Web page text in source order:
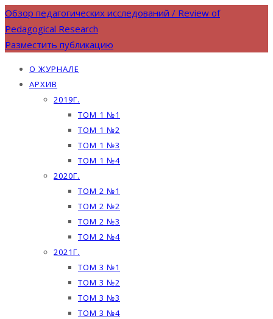
Обзор педагогических исследований / Review of
Pedagogical Research
Разместить публикацию
О ЖУРНАЛЕ
АРХИВ
2019Г.
ТОМ 1 №1
ТОМ 1 №2
ТОМ 1 №3
ТОМ 1 №4
2020Г.
ТОМ 2 №1
ТОМ 2 №2
ТОМ 2 №3
ТОМ 2 №4
2021Г.
ТОМ 3 №1
ТОМ 3 №2
ТОМ 3 №3
ТОМ 3 №4